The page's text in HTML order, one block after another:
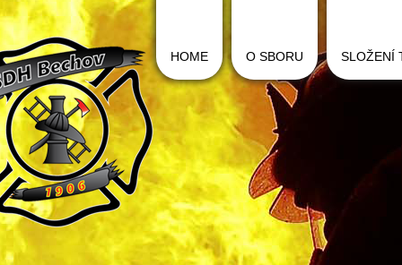
HOME O SBORU SLOŽENÍ